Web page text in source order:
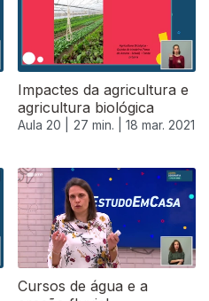
Impactes da agricultura e
agricultura biológica
Aula 20 | 27 min. | 18 mar. 2021
Cursos de água e a